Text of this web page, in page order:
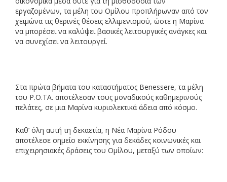
εργαζομένων, τα μέλη του Ομίλου προπλήρωναν από τον
χειμώνα τις θερινές θέσεις ελλιμενισμού, ώστε η Μαρίνα
να μπορέσει να καλύψει βασικές λειτουργικές ανάγκες και
να συνεχίσει να λειτουργεί.
Στα πρώτα βήματα του καταστήματος Benessere, τα μέλη
του Ρ.Ο.ΤΑ. αποτέλεσαν τους μοναδικούς καθημερινούς
πελάτες, σε μια Μαρίνα κυριολεκτικά άδεια από κόσμο.
Καθ’ όλη αυτή τη δεκαετία, η Νέα Μαρίνα Ρόδου
αποτέλεσε σημείο εκκίνησης για δεκάδες κοινωνικές και
επιχειρησιακές δράσεις του Ομίλου, μεταξύ των οποίων: